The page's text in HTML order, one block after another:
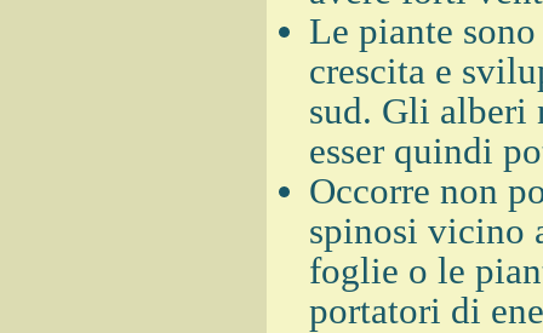
Le piante
crescita e
sud. Gli alberi
esser quindi
Occorre non
spinosi vicino
foglie o le
portatori di